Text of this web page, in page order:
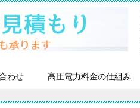
わせ 高圧電力料金の仕組み